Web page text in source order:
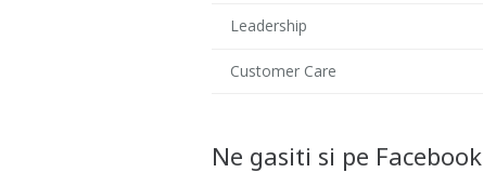
Leadership
Customer Care
Ne gasiti si pe Facebook